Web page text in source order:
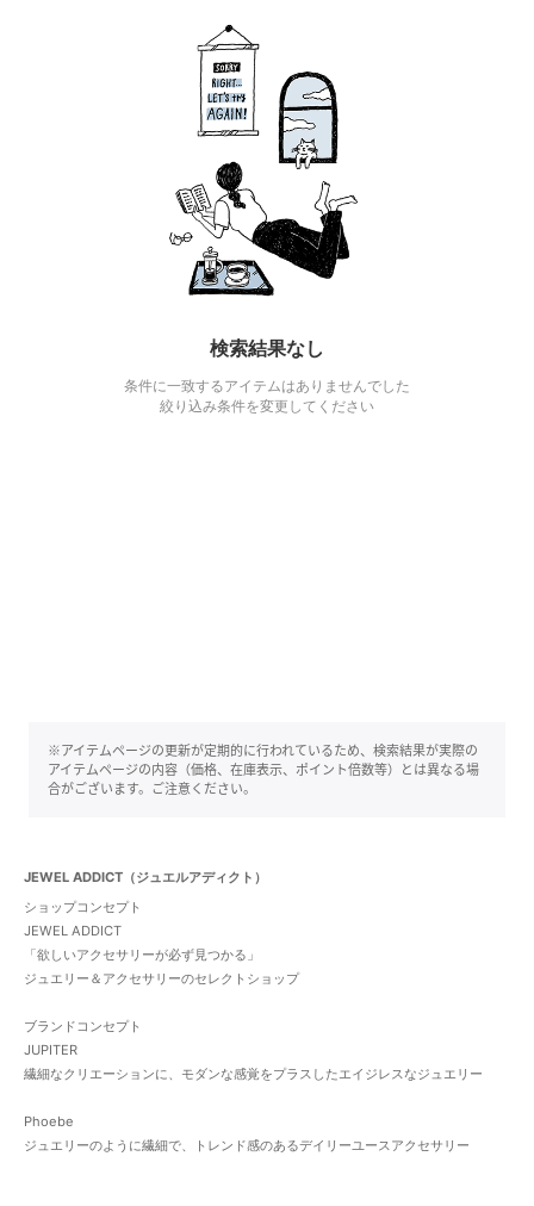
検索結果なし
条件に一致するアイテムはありませんでした
絞り込み条件を変更してください
※アイテムページの更新が定期的に行われているため、検索結果が実際の
アイテムページの内容（価格、在庫表示、ポイント倍数等）とは異なる場
合がございます。ご注意ください。
JEWEL ADDICT（ジュエルアディクト）
ショップコンセプト
JEWEL ADDICT
「欲しいアクセサリーが必ず見つかる」
ジュエリー＆アクセサリーのセレクトショップ
ブランドコンセプト
JUPITER
繊細なクリエーションに、モダンな感覚をプラスしたエイジレスなジュエリー
Phoebe
ジュエリーのように繊細で、トレンド感のあるデイリーユースアクセサリー